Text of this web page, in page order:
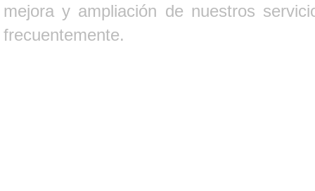
mejora y ampliación de nuestros
frecuentemente.